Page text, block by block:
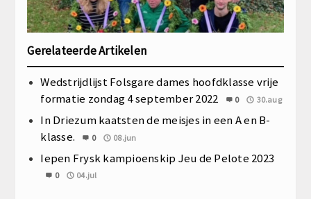
Gerelateerde Artikelen
Wedstrijdlijst Folsgare dames hoofdklasse vrije
formatie zondag 4 september 2022
0 30.aug
In Driezum kaatsten de meisjes in een A en B-
klasse.
0 08.jun
Iepen Frysk kampioenskip Jeu de Pelote 2023
0 04.jul